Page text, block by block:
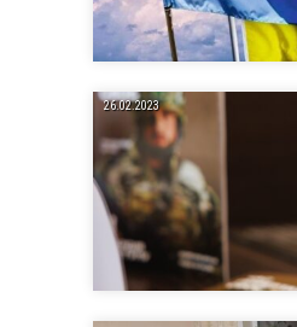
26.02.2023